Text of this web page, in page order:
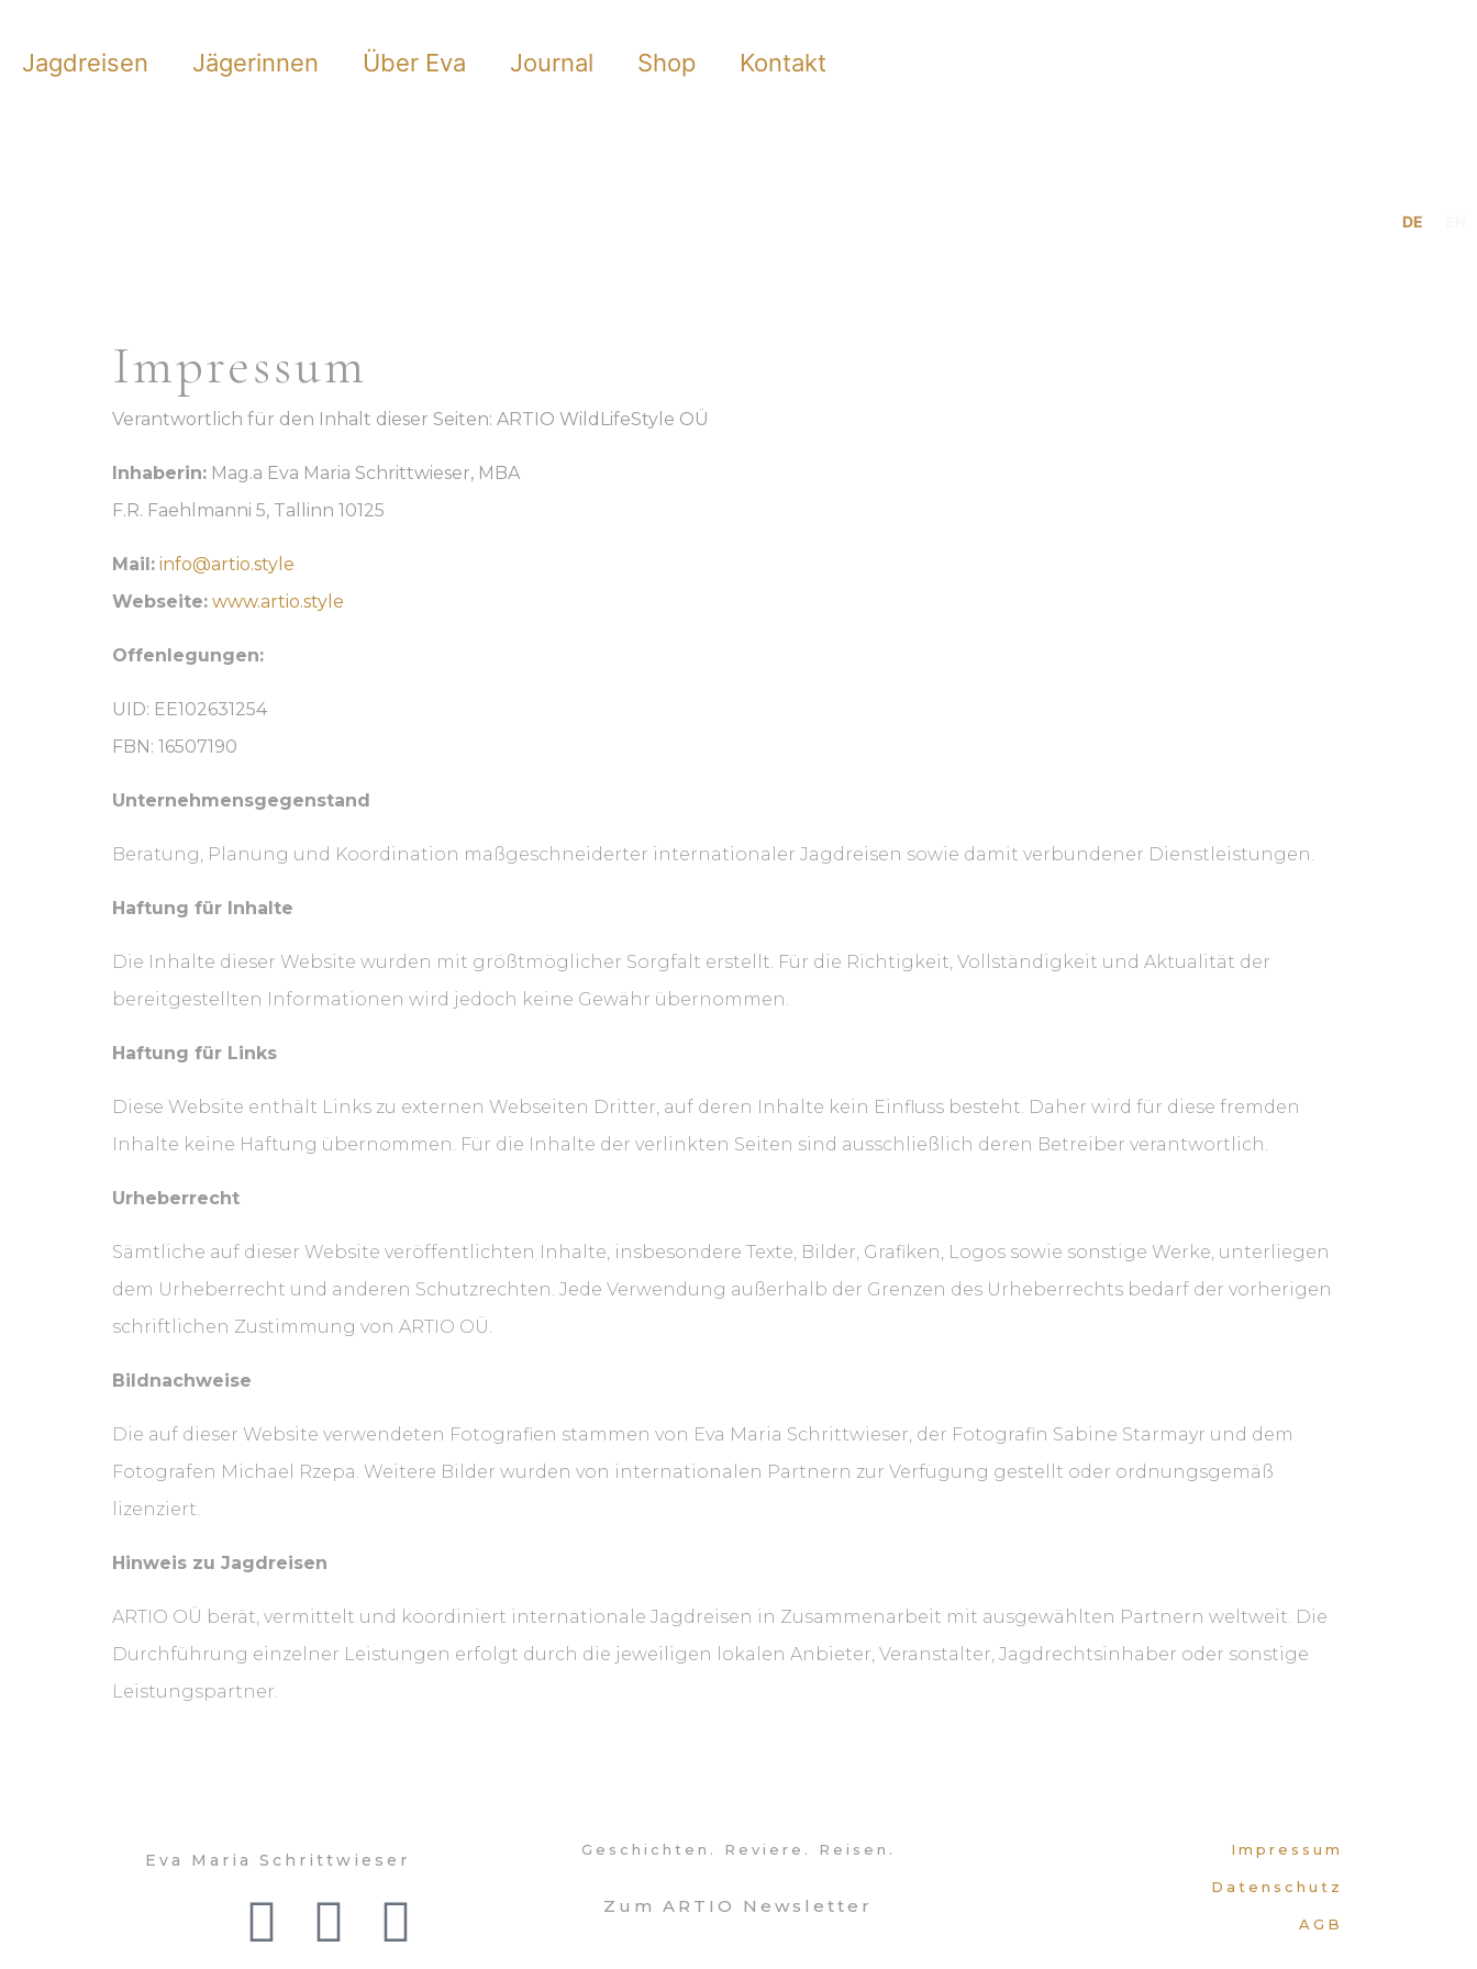
Jagdreisen Jägerinnen Über Eva Journal Shop Kontakt
DE
Impressum
Verantwortlich für den Inhalt dieser Seiten: ARTIO WildLifeStyle OÜ
Inhaberin: Mag.a Eva Maria Schrittwieser, MBA
F.R. Faehlmanni 5, Tallinn 10125
Mail: info@artio.style
Webseite: www.artio.style
Offenlegungen:
UID: EE102631254
FBN: 16507190
Unternehmensgegenstand
Beratung, Planung und Koordination maßgeschneiderter internationaler Jagdreisen sowie damit verbundener Dienstleistungen.
Haftung für Inhalte
Die Inhalte dieser Website wurden mit größtmöglicher Sorgfalt erstellt. Für die Richtigkeit, Vollständigkeit und Aktualität der
bereitgestellten Informationen wird jedoch keine Gewähr übernommen.
Haftung für Links
Diese Website enthält Links zu externen Webseiten Dritter, auf deren Inhalte kein Einfluss besteht. Daher wird für diese fremden
Inhalte keine Haftung übernommen. Für die Inhalte der verlinkten Seiten sind ausschließlich deren Betreiber verantwortlich.
Urheberrecht
Sämtliche auf dieser Website veröffentlichten Inhalte, insbesondere Texte, Bilder, Grafiken, Logos sowie sonstige Werke, unterliegen
dem Urheberrecht und anderen Schutzrechten. Jede Verwendung außerhalb der Grenzen des Urheberrechts bedarf der vorherigen
schriftlichen Zustimmung von ARTIO OÜ.
Bildnachweise
Die auf dieser Website verwendeten Fotografien stammen von Eva Maria Schrittwieser, der Fotografin Sabine Starmayr und dem
Fotografen Michael Rzepa. Weitere Bilder wurden von internationalen Partnern zur Verfügung gestellt oder ordnungsgemäß
lizenziert.
Hinweis zu Jagdreisen
ARTIO OÜ berät, vermittelt und koordiniert internationale Jagdreisen in Zusammenarbeit mit ausgewählten Partnern weltweit. Die
Durchführung einzelner Leistungen erfolgt durch die jeweiligen lokalen Anbieter, Veranstalter, Jagdrechtsinhaber oder sonstige
Leistungspartner.
Eva Maria Schrittwieser
Geschichten. Reviere. Reisen.
Zum ARTIO Newsletter
Impressum
Datenschutz
AGB